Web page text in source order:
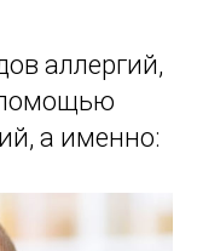
аллергий,
а именно: